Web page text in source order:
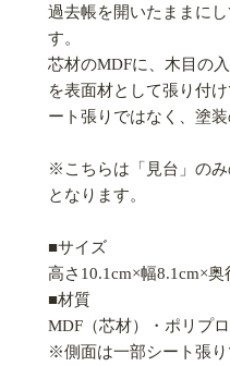
過去帳を開いたままに
す。
芯材のMDFに、木目の
を表面材として張り付
ート張りではなく、塗装
※こちらは「見台」の
となります。
■サイズ
高さ10.1cm×幅8.1cm×奥
■材質
MDF（芯材）・ポリプ
※側面は一部シート張